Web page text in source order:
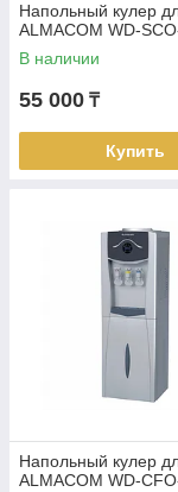
Напольный кулер
ALMACOM WD-
В наличии
55 000 ₸
Купить
Напольный кулер
ALMACOM WD-